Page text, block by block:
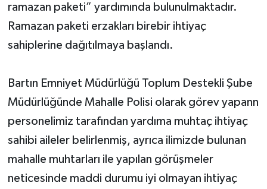
ramazan paketi” yardımında bulunulmaktadır.
Ramazan paketi erzakları birebir ihtiyaç
sahiplerine dağıtılmaya başlandı.
Bartın Emniyet Müdürlüğü Toplum Destekli Şube
Müdürlüğünde Mahalle Polisi olarak görev yapann
personelimiz tarafından yardıma muhtaç ihtiyaç
sahibi aileler belirlenmiş, ayrıca ilimizde bulunan
mahalle muhtarları ile yapılan görüşmeler
neticesinde maddi durumu iyi olmayan ihtiyaç